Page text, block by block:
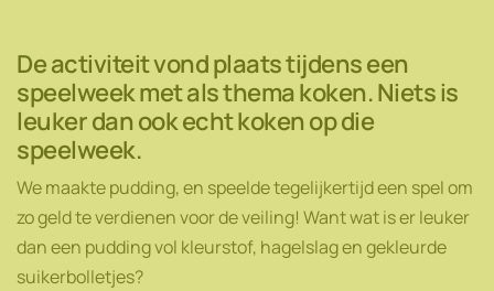
De activiteit vond plaats tijdens een
speelweek met als thema koken. Niets is
leuker dan ook echt koken op die
speelweek.
We maakte pudding, en speelde tegelijkertijd een spel om
zo geld te verdienen voor de veiling! Want wat is er leuker
dan een pudding vol kleurstof, hagelslag en gekleurde
suikerbolletjes?